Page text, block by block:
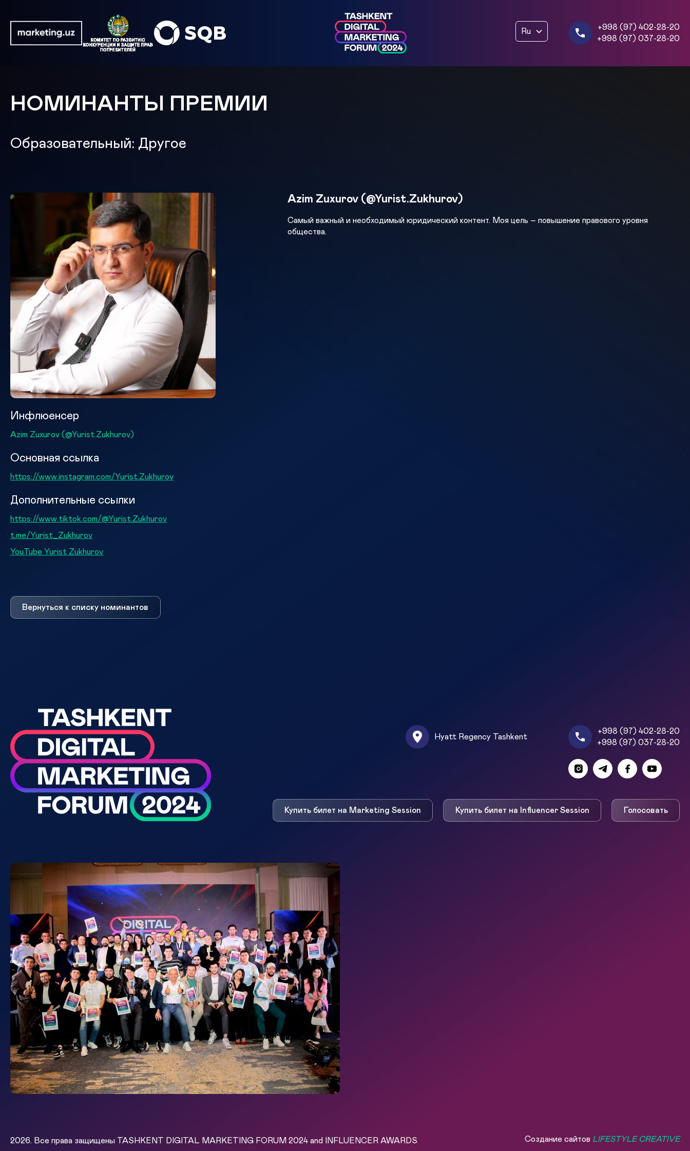
Ru
+998 (97) 402-28-20
+998 (97) 037-28-20
НОМИНАНТЫ ПРЕМИИ
Образовательный: Другое
Инфлюенсер
Azim Zuxurov (@Yurist.Zukhurov)
Основная ссылка
https://www.instagram.com/Yurist.Zukhurov
Дополнительные ссылки
https://www.tiktok.com/@Yurist.Zukhurov
t.me/Yurist_Zukhurov
YouTube Yurist Zukhurov
Azim Zuxurov (@Yurist.Zukhurov)
Самый важный и необходимый юридический контент. Моя цель – повышение правового уровня
общества.
Вернуться к списку номинантов
Hyatt Regency Tashkent
+998 (97) 402-28-20
+998 (97) 037-28-20
Купить билет на Marketing Session Купить билет на Influencer Session Голосовать
2026. Все права защищены TASHKENT DIGITAL MARKETING FORUM 2024 and INFLUENCER AWARDS Создание сайтов LIFESTYLE CREATIVE